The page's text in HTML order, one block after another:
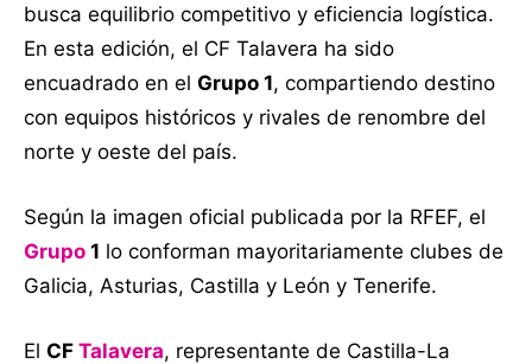
busca equilibrio competitivo y eficiencia logística.
En esta edición, el CF Talavera ha sido
encuadrado en el Grupo 1, compartiendo destino
con equipos históricos y rivales de renombre del
norte y oeste del país.
Según la imagen oficial publicada por la RFEF, el
Grupo 1 lo conforman mayoritariamente clubes de
Galicia, Asturias, Castilla y León y Tenerife.
El CF Talavera, representante de Castilla-La